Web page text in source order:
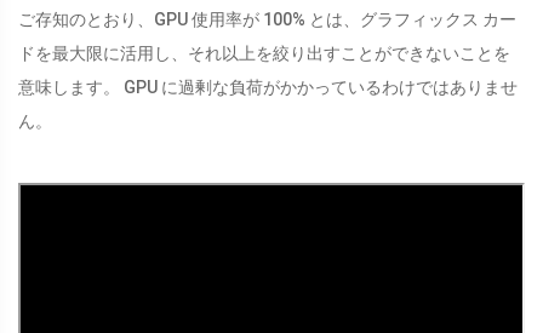
ご存知のとおり、GPU 使用率が 100% とは、グラフィックス カー
ドを最大限に活用し、それ以上を絞り出すことができないことを
意味します。 GPU に過剰な負荷がかかっているわけではありませ
ん。